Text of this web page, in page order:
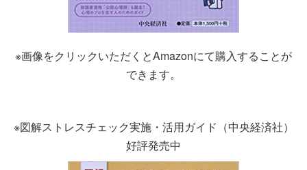
※画像をクリックいただくとAmazonにて購入することが
できます。
※図解ストレスチェック実施・活用ガイド（中央経済社）
好評発売中